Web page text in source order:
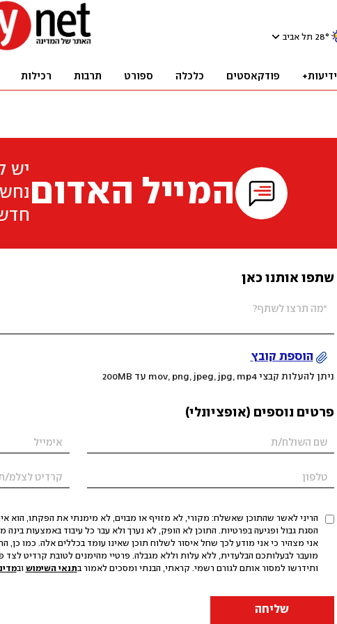
28° תל אביב
ידיעות+ פודקאסטים כלכלה ספורט תרבות רכילות
המייל האדום
יש
שתפו אותנו כאן
הוספת קובץ
ניתן להעלות קבצי mov, png, jpeg, jpg, mp4 עד 200MB
פרטים נוספים (אופציונלי)
הריני לאשר שהתוכן שאשלח: מקורי, לא מזויף או מבוים, לא מימנתי את הפקתו, הוא
אני מצהיר כי אני מודע לכך שחל איסור לשלוח תוכן שאינו עומד בכללים אלה. כמו כן,
מועבר לבעלותכם הבלעדית, ללא עלות וללא מגבלה. פרטיי מהימנים לטובת קרדיט לצד
ותידרשו למסור אותם לגורם רשמי. קראתי, הבנתי ומסכים לאמור בתנאי השימוש וב
שליחה